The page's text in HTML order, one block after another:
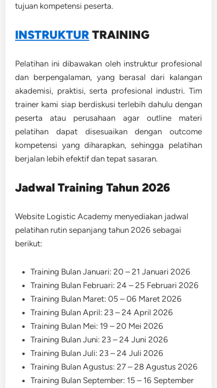
tujuan kompetensi peserta.
INSTRUKTUR TRAINING
Pelatihan ini dibawakan oleh instruktur profesional
dan berpengalaman, yang berasal dari kalangan
akademisi, praktisi, serta profesional industri. Tim
trainer kami siap berdiskusi terlebih dahulu dengan
peserta atau perusahaan agar outline materi
pelatihan dapat disesuaikan dengan outcome
kompetensi yang diharapkan, sehingga pelatihan
berjalan lebih efektif dan tepat sasaran.
Jadwal Training Tahun 2026
Website Logistic Academy menyediakan jadwal
pelatihan rutin sepanjang tahun 2026 sebagai
berikut:
Training Bulan Januari: 20 – 21 Januari 2026
Training Bulan Februari: 24 – 25 Februari 2026
Training Bulan Maret: 05 – 06 Maret 2026
Training Bulan April: 23 – 24 April 2026
Training Bulan Mei: 19 – 20 Mei 2026
Training Bulan Juni: 23 – 24 Juni 2026
Training Bulan Juli: 23 – 24 Juli 2026
Training Bulan Agustus: 27 – 28 Agustus 2026
Training Bulan September: 15 – 16 September